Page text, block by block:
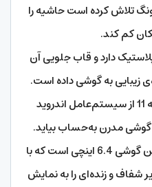
تلاش کرده است حاشیه را
کم کند.
دارد و قاب جلویی آن
زیبایی به گوشی داده است.
این محصول سامسونگ با نسخه 11 از سیستم‌عامل اندروید
گوشی مدرن به‌حساب بیاید.
صفحه‌نمایش استفاده‌شده در این گوشی 6.4 اینچی است که با
شفاف و زنده‌ای را به نمایش